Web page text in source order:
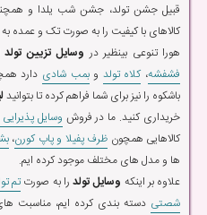
قبیل جشن تولد، جشن شب یلدا و
کالاهای با کیفیت را به صورت تک و عمده
هورا تنوعی بینظیر در وسایل تزیین تولد
فشفشه،کلاه تولد وبمب شادی دارد
باشکوه را نیز برای شما فراهم کرده تا بتوانید
خریداری کنید. ما در فروش وسایل
کالاهایی همچون ظرف پفیلا و پاپ کورن،
ها و مدل های مختلف موجود کرده ایم.
علاوه بر اینکه وسایل تولدرا به صورتتم
شصتی دسته بندی کرده ایم، مناسبت